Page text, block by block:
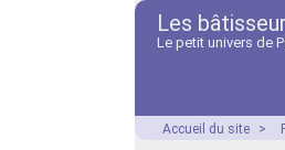
Les
Le petit univers de
Accueil du site >